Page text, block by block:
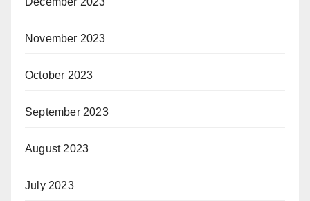
November 2023
October 2023
September 2023
August 2023
July 2023